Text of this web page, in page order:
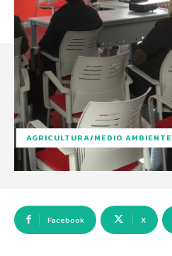
AGRICULTURA/MEDIO AMBIENTE
Facebook X